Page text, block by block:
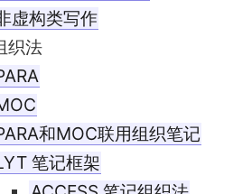
虚构类写作
织法
和MOC联用组织笔记
笔记框架